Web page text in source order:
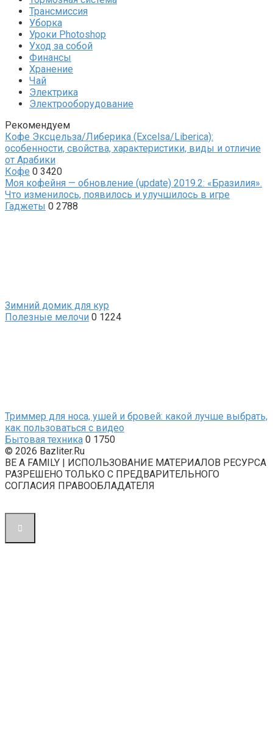
Трансмиссия
Уборка
Уроки Photoshop
Уход за собой
Финансы
Хранение
Чай
Электрика
Электрооборудование
Рекомендуем
Кофе Эксцельза/Либерика (Excelsa/Liberica):
особенности, свойства, характеристики, виды и отличие
от Арабики
Кофе 0 3420
Моя кофейня — обновление (update) 2019.2: «Бразилия».
Что изменилось, появилось и улучшилось в игре
Гаджеты 0 2788
Зимний домик для кур
Полезные мелочи 0 1224
Триммер для носа, ушей и бровей: какой лучше выбрать,
как пользоваться с видео
Бытовая техника 0 1750
© 2026 Bazliter.Ru
BE A FAMILY | ИСПОЛЬЗОВАНИЕ МАТЕРИАЛОВ РЕСУРСА
РАЗРЕШЕНО ТОЛЬКО С ПРЕДВАРИТЕЛЬНОГО
СОГЛАСИЯ ПРАВООБЛАДАТЕЛЯ